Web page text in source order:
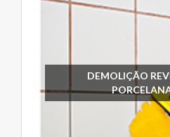
DEMOLIÇÃO